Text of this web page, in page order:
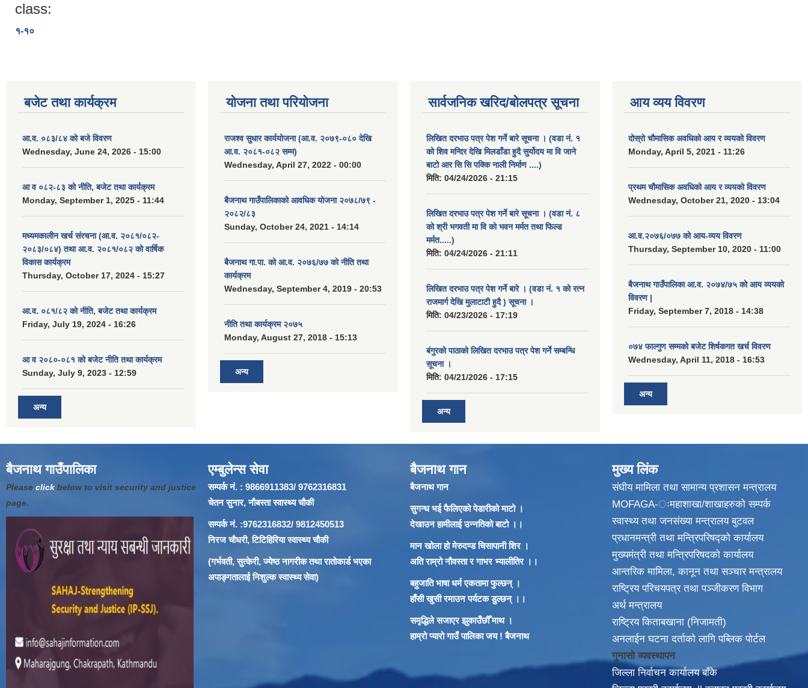
class:
१-१०
बजेट तथा कार्यक्रम
आ.व. ०८३/८४ को बजे विवरण
Wednesday, June 24, 2026 - 15:00
आ व ०८२-८३ को नीति, बजेट तथा कार्यक्रम
Monday, September 1, 2025 - 11:44
मध्यमकालीन खर्च संरचना (आ.व. २०८१/०८२-
२०८३/०८४) तथा आ.व. २०८१/०८२ को वार्षिक
विकास कार्यक्रम
Thursday, October 17, 2024 - 15:27
आ.व. ०८१/८२ को नीति, बजेट तथा कार्यक्रम
Friday, July 19, 2024 - 16:26
आ व २०८०-०८१ को बजेट नीति तथा कार्यक्रम
Sunday, July 9, 2023 - 12:59
अन्य
योजना तथा परियोजना
राजश्व सुधार कार्ययोजना (आ.व. २०७९-०८० देखि
आ.व. २०८१-०८२ सम्म)
Wednesday, April 27, 2022 - 00:00
बैजनाथ गाउँपालिकाको आवधिक योजना २०७८/७९ -
२०८२/८३
Sunday, October 24, 2021 - 14:14
बैजनाथ गा.पा. को आ.व. २०७६/७७ को नीति तथा
कार्यक्रम
Wednesday, September 4, 2019 - 20:53
नीति तथा कार्यक्रम २०७५
Monday, August 27, 2018 - 15:13
अन्य
सार्वजनिक खरिद/बोलपत्र सूचना
लिखित दरभाउ पत्र पेश गर्ने बारे सूचना । (वडा नं. १
को शिव मन्दिर देखि मिलडाँडा हुदै सुर्योदय मा वि जाने
बाटो आर सि सि पक्कि नाली निर्माण ....)
मिति: 04/24/2026 - 21:15
लिखित दरभाउ पत्र पेश गर्ने बारे सूचना । (वडा नं. ८
को श्री भगवती मा वि को भवन मर्मत तथा फिल्ड
मर्मत.....)
मिति: 04/24/2026 - 21:11
लिखित दरभाउ पत्र पेश गर्ने बारे । (वडा नं. १ को रत्न
राजमार्ग देखि मुलाटाटी हुदै ) सूचना ।
मिति: 04/23/2026 - 17:19
बंगुरको पाठाको लिखित दरभाउ पत्र पेश गर्ने सम्बन्धि
सूचना ।
मिति: 04/21/2026 - 17:15
अन्य
आय व्यय विवरण
दोस्रो चौमासिक अवधिको आय र व्ययको विवरण
Monday, April 5, 2021 - 11:26
प्रथम चौमासिक अवधिको आय र व्ययको विवरण
Wednesday, October 21, 2020 - 13:04
आ.व.२०७६/०७७ को आय-व्यय विवरण
Thursday, September 10, 2020 - 11:00
बैजनाथ गाउँपालिका आ.व. २०७४/७५ को आय व्ययको
विवरण |
Friday, September 7, 2018 - 14:38
०७४ फाल्गुण सम्मको बजेट शिर्षकगत खर्च विवरण
Wednesday, April 11, 2018 - 16:53
अन्य
बैजनाथ गाउँपालिका
Please click below to visit security and justice
page.
एम्बुलेन्स सेवा
सम्पर्क नं. : 9866911383/ 9762316831
चेतन सुनार, नौबस्ता स्वास्थ्य चौकी
सम्पर्क नं. :9762316832/ 9812450513
निरज चौधरी, टिटिहिरिया स्वास्थ्य चौकी
(गर्भवती, सुत्केरी, ज्येष्ठ नागरीक तथा रातोकार्ड भएका
अपाङ्गतालाई निशुल्क स्वास्थ्य सेवा)
बैजनाथ गान
बैजनाथ गान
सुगन्ध भई फैलिएको पेडारीको माटो ।
देखाउन हामीलाई उन्नतिको बाटो ।।
मान खोला हो मेरुदण्ड चिसापानी शिर ।
अति राम्रो नौवस्ता र गाभर भ्यालीतिर ।।
बहुजाति भाषा धर्म एकतामा फुल्छन् ।
हाँसी खुसी रमाउन पर्यटक डुल्छन् ।।
समृद्धिले सजाएर झुकाउँछौँ माथ ।
हाम्रो प्यारो गाउँ पालिका जय ! बैजनाथ
मुख्य लिंक
संघीय मामिला तथा सामान्य प्रशासन मन्त्रालय
MOFAGA-ःमहाशाखा/शाखाहरुको सम्पर्क
स्वास्थ्य तथा जनसंख्या मन्त्रालय बुटवल
प्रधानमन्त्री तथा मन्त्रिपरिषद्को कार्यालय
मुख्यमंत्री तथा मन्त्रिपरिषदको कार्यालय
आन्तरिक मामिला, कानून तथा सञ्चार मन्त्रालय
राष्ट्रिय परिचयपत्र तथा पञ्जीकरण विभाग
अर्थ मन्त्रालय
राष्ट्रिय किताबखाना (निजामती)
अनलाईन घटना दर्ताको लागि पब्लिक पोर्टल
गुनासो व्यवस्थापन
जिल्ला निर्वाचन कार्यालय बाँके